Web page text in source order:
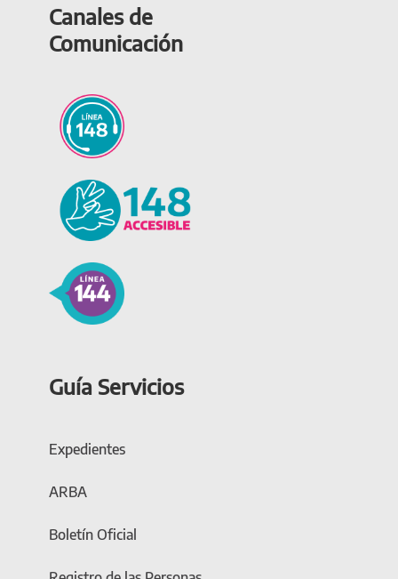
Canales de
Comunicación
Guía Servicios
Expedientes
ARBA
Boletín Oficial